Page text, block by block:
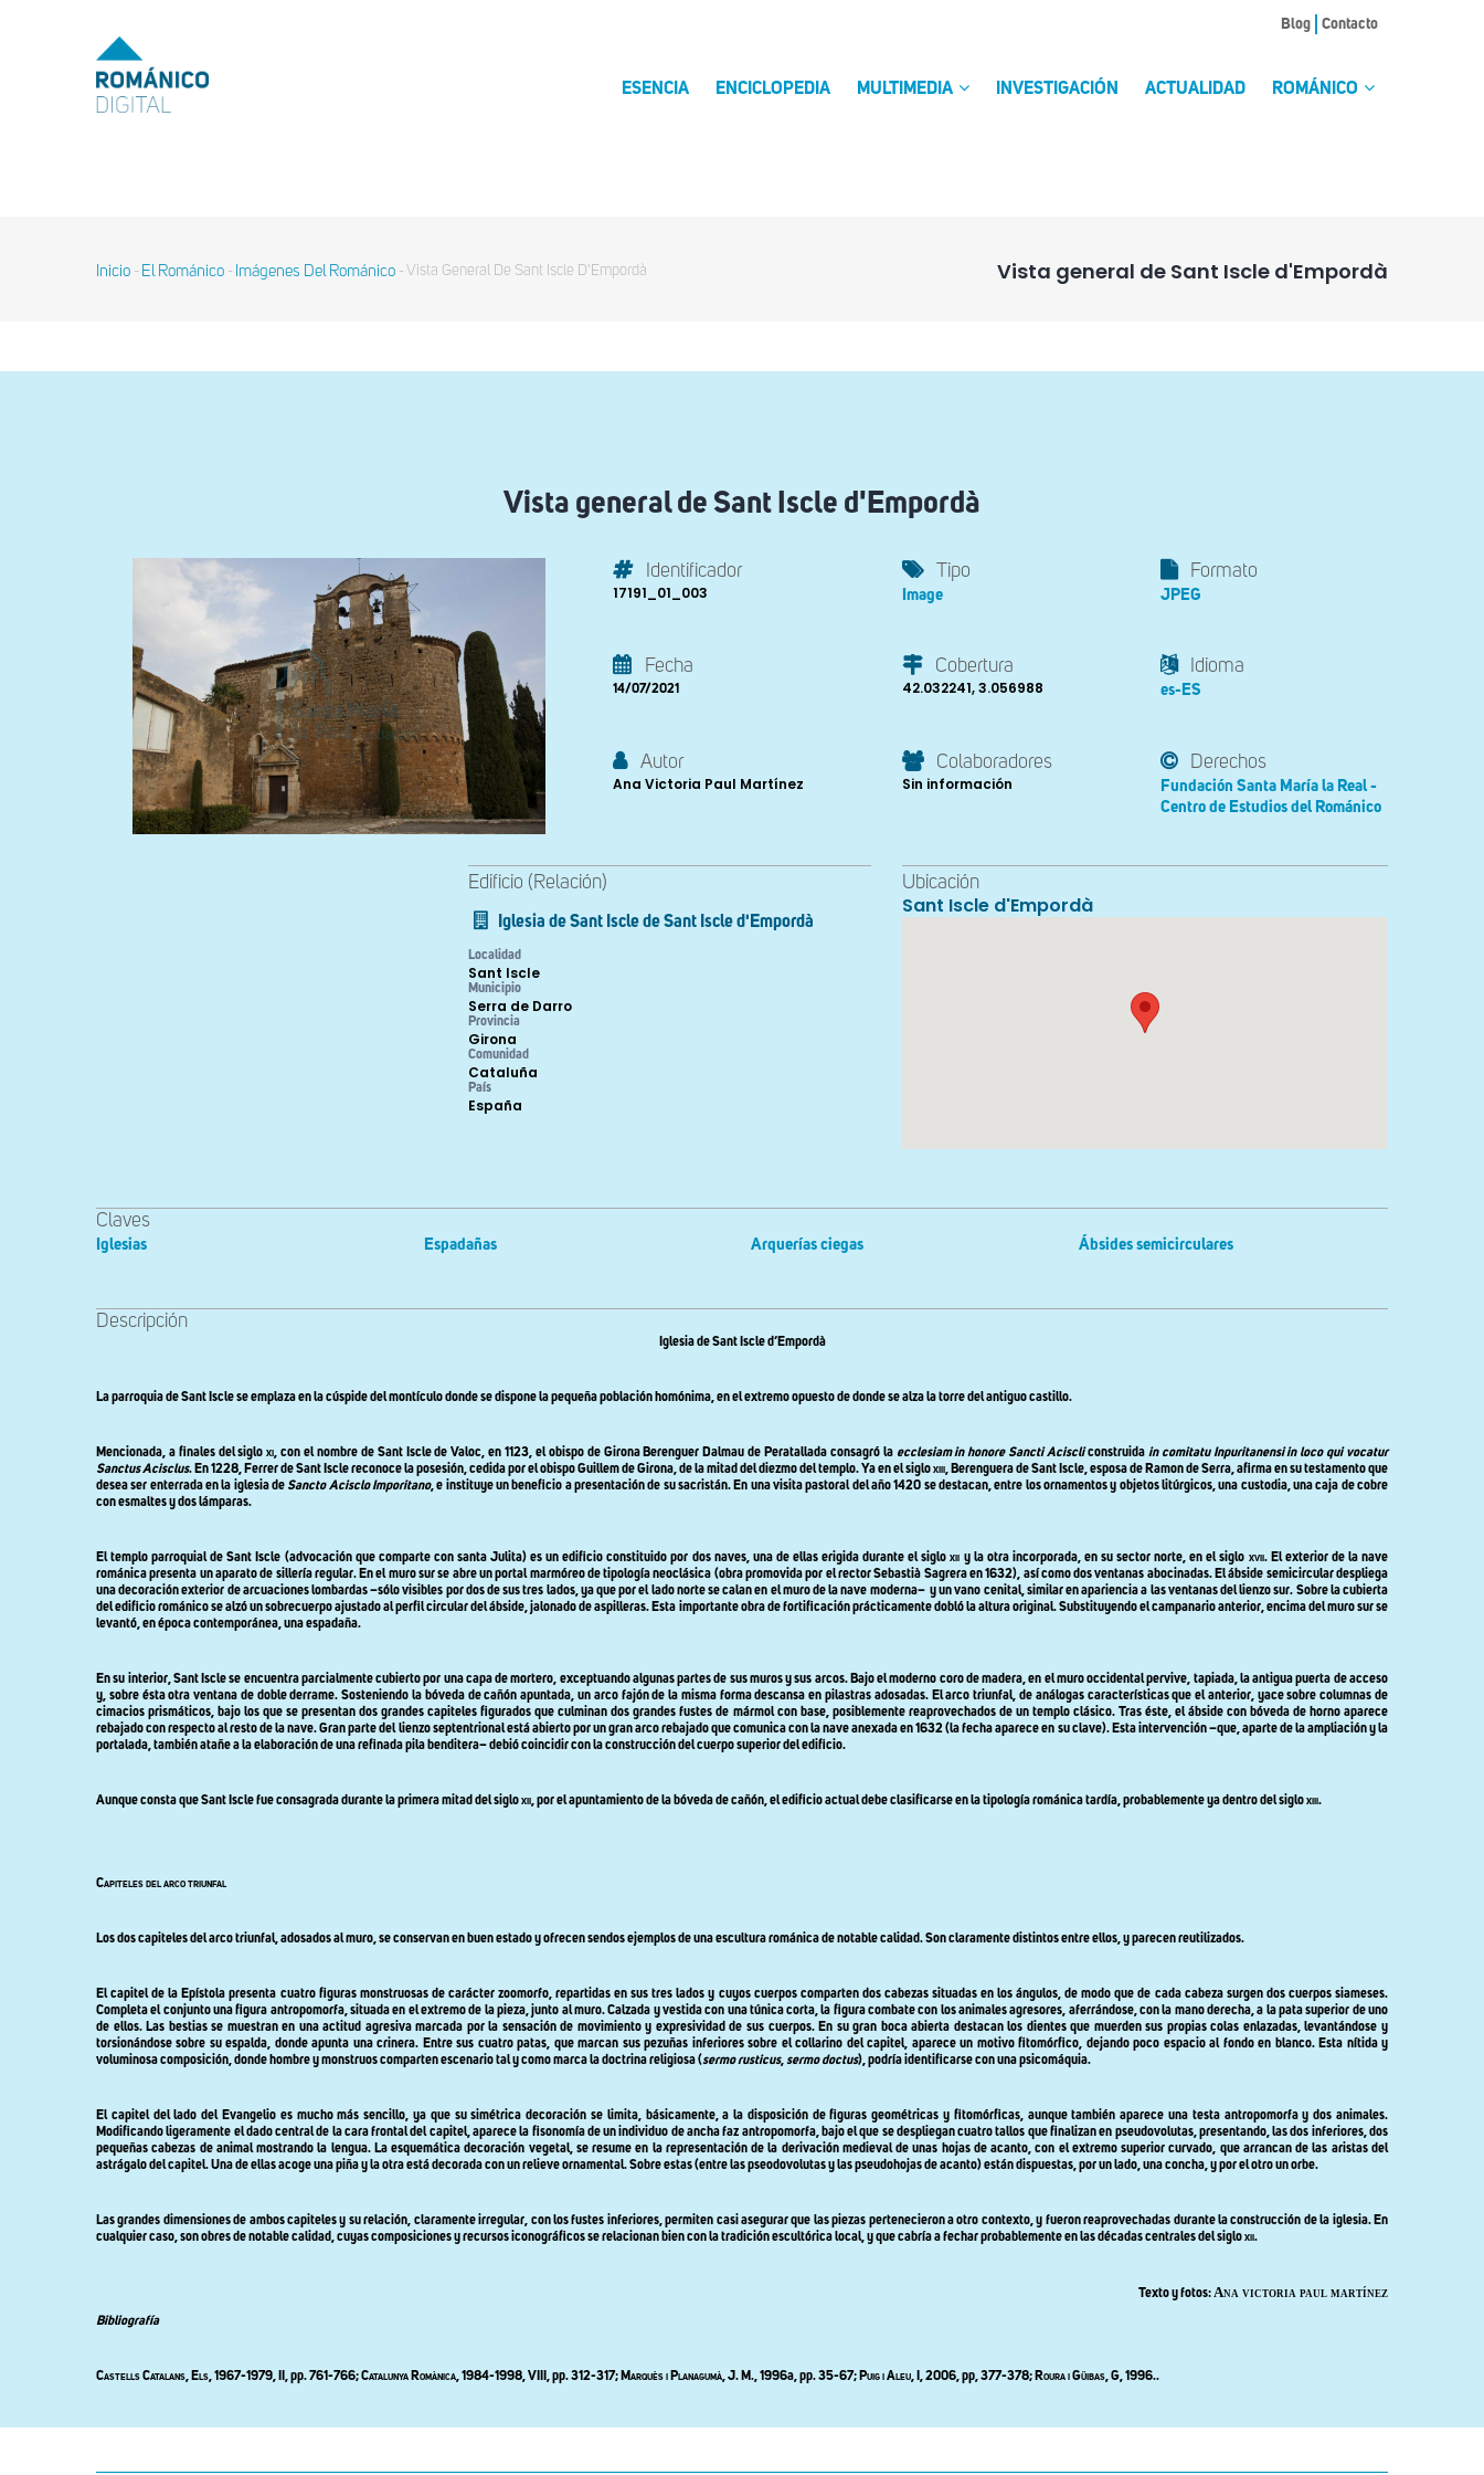
MENU
TOP
Blog Contacto
ESENCIA ENCICLOPEDIA MULTIMEDIA INVESTIGACIÓN ACTUALIDAD ROMÁNICO
Vista general de Sant Iscle d'Empordà
Sobrescribir
Inicio - El Románico - Imágenes Del Románico - Vista General De Sant Iscle D'Empordà
Vista general de Sant Iscle d'Empordà
Identificador
17191_01_003
Tipo
Image
Formato
JPEG
Fecha
14/07/2021
Cobertura
42.032241, 3.056988
Idioma
es-ES
Autor
Ana Victoria Paul Martínez
Colaboradores
Sin información
Derechos
Fundación Santa María la Real -
Centro de Estudios del Románico
Edificio (Relación)
Iglesia de Sant Iscle de Sant Iscle d'Empordà
Localidad
Sant Iscle
Municipio
Serra de Darro
Provincia
Girona
Comunidad
Cataluña
País
España
Ubicación
Sant Iscle d'Empordà
Claves
Iglesias Espadañas Arquerías ciegas Ábsides semicirculares
Descripción
Iglesia de Sant Iscle d’Empordà
La parroquia de Sant Iscle se emplaza en la cúspide del montículo donde se dispone la pequeña población homónima, en el extremo opuesto de donde se alza la torre del antiguo castillo.
Mencionada, a finales del sigloxi, con el nombre de Sant Iscle de Valoc, en 1123, el obispo de Girona Berenguer Dalmau de Peratallada consagró la ecclesiam in honore Sancti Aciscliconstruida in comitatu Inpuritanensi in loco qui vocatur
Sanctus Acisclus. En 1228, Ferrer de Sant Iscle reconoce la posesión, cedida por el obispo Guillem de Girona, de la mitad del diezmo del templo. Ya en el sigloxiii, Berenguera de Sant Iscle, esposa de Ramon de Serra, afirma en su testamento que
desea ser enterrada en la iglesia de Sancto Acisclo Imporitano, e instituye un beneficio a presentación de su sacristán. En una visita pastoral del año 1420 se destacan, entre los ornamentos y objetos litúrgicos, una custodia, una caja de cobre
con esmaltes y dos lámparas.
El templo parroquial de Sant Iscle (advocación que comparte con santa Julita) es un edificio constituido por dos naves, una de ellas erigida durante el sigloxii y la otra incorporada, en su sector norte, en el siglo xvii. El exterior de la nave
románica presenta un aparato de sillería regular. En el muro sur se abre un portal marmóreo de tipología neoclásica (obra promovida por el rector Sebastià Sagrera en 1632), así como dos ventanas abocinadas. El ábside semicircular despliega
una decoración exterior de arcuaciones lombardas –sólo visibles por dos de sus tres lados, ya que por el lado norte se calan en el muro de la nave moderna– y un vano cenital, similar en apariencia a las ventanas del lienzo sur. Sobre la cubierta
del edificio románico se alzó un sobrecuerpo ajustado al perfil circular del ábside, jalonado de aspilleras. Esta importante obra de fortificación prácticamente dobló la altura original. Substituyendo el campanario anterior, encima del muro sur se
levantó, en época contemporánea, una espadaña.
En su interior, Sant Iscle se encuentra parcialmente cubierto por una capa de mortero, exceptuando algunas partes de sus muros y sus arcos. Bajo el moderno coro de madera, en el muro occidental pervive, tapiada, la antigua puerta de acceso
y, sobre ésta otra ventana de doble derrame. Sosteniendo la bóveda de cañón apuntada, un arco fajón de la misma forma descansa en pilastras adosadas. El arco triunfal, de análogas características que el anterior, yace sobre columnas de
cimacios prismáticos, bajo los que se presentan dos grandes capiteles figurados que culminan dos grandes fustes de mármol con base, posiblemente reaprovechados de un templo clásico. Tras éste, el ábside con bóveda de horno aparece
rebajado con respecto al resto de la nave. Gran parte del lienzo septentrional está abierto por un gran arco rebajado que comunica con la nave anexada en 1632 (la fecha aparece en su clave). Esta intervención –que, aparte de la ampliación y la
portalada, también atañe a la elaboración de una refinada pila benditera– debió coincidir con la construcción del cuerpo superior del edificio.
Aunque consta que Sant Iscle fue consagrada durante la primera mitad del sigloxii, por el apuntamiento de la bóveda de cañón, el edificio actual debe clasificarse en la tipología románica tardía, probablemente ya dentro del sigloxiii.
Capiteles del arco triunfal
Los dos capiteles del arco triunfal, adosados al muro, se conservan en buen estado y ofrecen sendos ejemplos de una escultura románica de notable calidad. Son claramente distintos entre ellos, y parecen reutilizados.
El capitel de la Epístola presenta cuatro figuras monstruosas de carácter zoomorfo, repartidas en sus tres lados y cuyos cuerpos comparten dos cabezas situadas en los ángulos, de modo que de cada cabeza surgen dos cuerpos siameses.
Completa el conjunto una figura antropomorfa, situada en el extremo de la pieza, junto al muro. Calzada y vestida con una túnica corta, la figura combate con los animales agresores, aferrándose, con la mano derecha, a la pata superior de uno
de ellos. Las bestias se muestran en una actitud agresiva marcada por la sensación de movimiento y expresividad de sus cuerpos. En su gran boca abierta destacan los dientes que muerden sus propias colas enlazadas, levantándose y
torsionándose sobre su espalda, donde apunta una crinera. Entre sus cuatro patas, que marcan sus pezuñas inferiores sobre el collarino del capitel, aparece un motivo fitomórfico, dejando poco espacio al fondo en blanco. Esta nítida y
voluminosa composición, donde hombre y monstruos comparten escenario tal y como marca la doctrina religiosa (sermo rusticus,sermo doctus), podría identificarse con una psicomáquia.
El capitel del lado del Evangelio es mucho más sencillo, ya que su simétrica decoración se limita, básicamente, a la disposición de figuras geométricas y fitomórficas, aunque también aparece una testa antropomorfa y dos animales.
Modificando ligeramente el dado central de la cara frontal del capitel, aparece la fisonomía de un individuo de ancha faz antropomorfa, bajo el que se despliegan cuatro tallos que finalizan en pseudovolutas, presentando, las dos inferiores, dos
pequeñas cabezas de animal mostrando la lengua. La esquemática decoración vegetal, se resume en la representación de la derivación medieval de unas hojas de acanto, con el extremo superior curvado, que arrancan de las aristas del
astrágalo del capitel. Una de ellas acoge una piña y la otra está decorada con un relieve ornamental. Sobre estas (entre las pseodovolutas y las pseudohojas de acanto) están dispuestas, por un lado, una concha, y por el otro un orbe.
Las grandes dimensiones de ambos capiteles y su relación, claramente irregular, con los fustes inferiores, permiten casi asegurar que las piezas pertenecieron a otro contexto, y fueron reaprovechadas durante la construcción de la iglesia. En
cualquier caso, son obres de notable calidad, cuyas composiciones y recursos iconográficos se relacionan bien con la tradición escultórica local, y que cabría a fechar probablemente en las décadas centrales del sigloxii.
Texto y fotos: Ana victoria paul martínez
Bibliografía
Castells Catalans, Els, 1967-1979, II, pp. 761-766;Catalunya Romànica, 1984-1998, VIII, pp. 312-317; Marquès i Planagumà, J. M., 1996a, pp. 35-67; Puig i Aleu, I , 2006, pp,377-378; Roura i Güibas, G, 1996..